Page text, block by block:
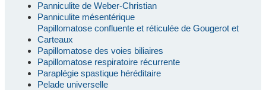
Panniculite de Weber-Christian
Panniculite mésentérique
Papillomatose confluente et réticulée de Gougerot et
Carteaux
Papillomatose des voies biliaires
Papillomatose respiratoire récurrente
Paraplégie spastique héréditaire
Pelade universelle